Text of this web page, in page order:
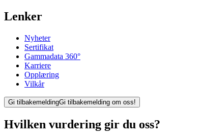
Lenker
Nyheter
Sertifikat
Gammadata 360°
Karriere
Opplæring
Vilkår
Gi tilbakemeldingGi tilbakemelding om oss!
Hvilken vurdering gir du oss?